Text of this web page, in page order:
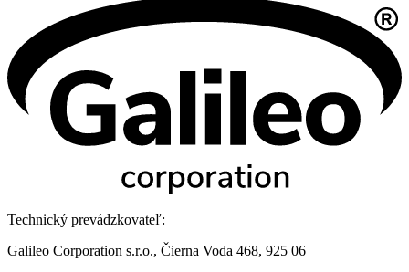
Technický prevádzkovateľ:
Galileo Corporation s.r.o., Čierna Voda 468, 925 06